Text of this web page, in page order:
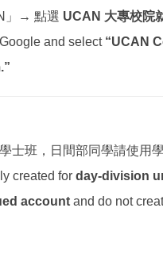
」→ 點選 UCAN 大專校院
and select “UCAN
士班，日間部同學請使用
created for day-division
account and do not